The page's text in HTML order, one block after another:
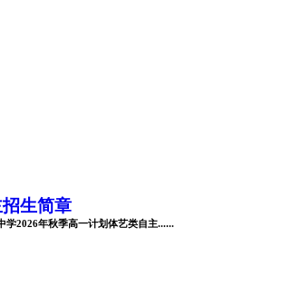
生简章
学2026年秋季高一计划体艺类自主......